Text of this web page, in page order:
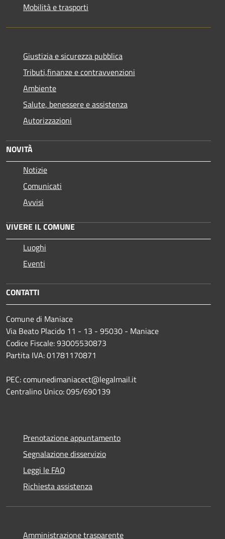
Mobilità e trasporti
Giustizia e sicurezza pubblica
Tributi,finanze e contravvenzioni
Ambiente
Salute, benessere e assistenza
Autorizzazioni
NOVITÀ
Notizie
Comunicati
Avvisi
VIVERE IL COMUNE
Luoghi
Eventi
CONTATTI
Comune di Maniace
Via Beato Placido 11 - 13 - 95030 - Maniace
Codice Fiscale: 93005530873
Partita IVA: 01781170871
PEC: comunedimaniacect@legalmail.it
Centralino Unico: 095/690139
Prenotazione appuntamento
Segnalazione disservizio
Leggi le FAQ
Richiesta assistenza
Amministrazione trasparente